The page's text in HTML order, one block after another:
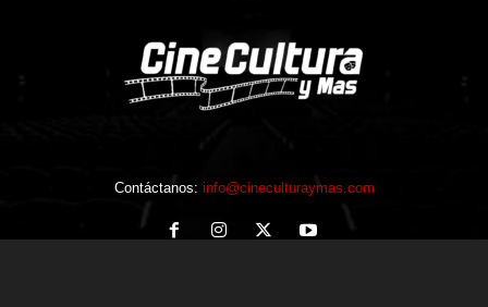
Contáctanos: info@cineculturaymas.com